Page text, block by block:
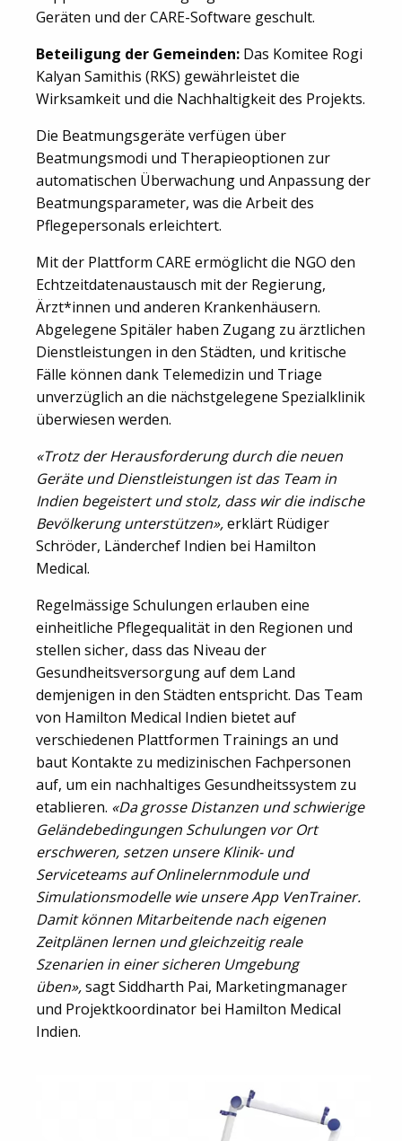
Geräten und der CARE-Software geschult.
Beteiligung der Gemeinden: Das Komitee Rogi
Kalyan Samithis (RKS) gewährleistet die
Wirksamkeit und die Nachhaltigkeit des Projekts.
Die Beatmungsgeräte verfügen über
Beatmungsmodi und Therapieoptionen zur
automatischen Überwachung und Anpassung der
Beatmungsparameter, was die Arbeit des
Pflegepersonals erleichtert.
Mit der Plattform CARE ermöglicht die NGO den
Echtzeitdatenaustausch mit der Regierung,
Ärzt*innen und anderen Krankenhäusern.
Abgelegene Spitäler haben Zugang zu ärztlichen
Dienstleistungen in den Städten, und kritische
Fälle können dank Telemedizin und Triage
unverzüglich an die nächstgelegene Spezialklinik
überwiesen werden.
«Trotz der Herausforderung durch die neuen
Geräte und Dienstleistungen ist das Team in
Indien begeistert und stolz, dass wir die indische
Bevölkerung unterstützen»,erklärt Rüdiger
Schröder, Länderchef Indien bei Hamilton
Medical.
Regelmässige Schulungen erlauben eine
einheitliche Pflegequalität in den Regionen und
stellen sicher, dass das Niveau der
Gesundheitsversorgung auf dem Land
demjenigen in den Städten entspricht. Das Team
von Hamilton Medical Indien bietet auf
verschiedenen Plattformen Trainings an und
baut Kontakte zu medizinischen Fachpersonen
auf, um ein nachhaltiges Gesundheitssystem zu
etablieren. «Da grosse Distanzen und schwierige
Geländebedingungen Schulungen vor Ort
erschweren, setzen unsere Klinik- und
Serviceteams auf Onlinelernmodule und
Simulationsmodelle wie unsere App VenTrainer.
Damit können Mitarbeitende nach eigenen
Zeitplänen lernen und gleichzeitig reale
Szenarien in einer sicheren Umgebung
üben»,sagt Siddharth Pai, Marketingmanager
und Projektkoordinator bei Hamilton Medical
Indien.